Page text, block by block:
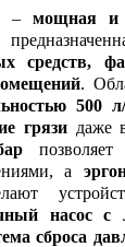
– мощная и
средств,
.
500
грязидаже
позволяет
а
насос с
сброса